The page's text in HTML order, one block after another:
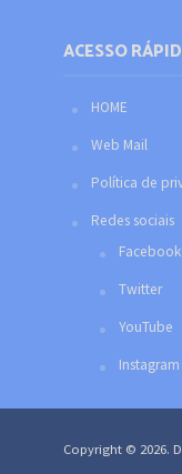
ACESSO
HOME
Web Mail
Política de
Redes sociais
Facebook
Twitter
YouTube
Instagram
Copyright © 2026.